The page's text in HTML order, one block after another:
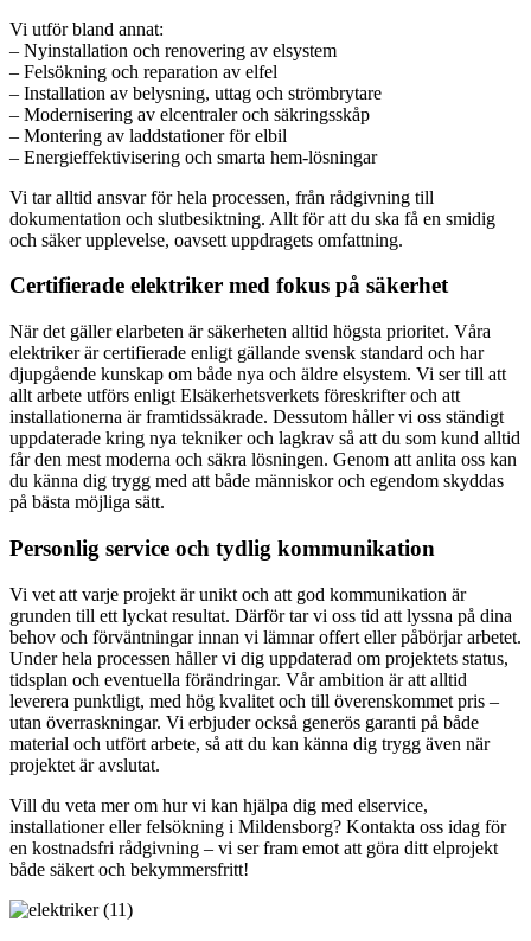
Vi utför bland annat:
– Nyinstallation och renovering av elsystem
– Felsökning och reparation av elfel
– Installation av belysning, uttag och strömbrytare
– Modernisering av elcentraler och säkringsskåp
– Montering av laddstationer för elbil
– Energieffektivisering och smarta hem-lösningar
Vi tar alltid ansvar för hela processen, från rådgivning till
dokumentation och slutbesiktning. Allt för att du ska få en smidig
och säker upplevelse, oavsett uppdragets omfattning.
Certifierade elektriker med fokus på säkerhet
När det gäller elarbeten är säkerheten alltid högsta prioritet. Våra
elektriker är certifierade enligt gällande svensk standard och har
djupgående kunskap om både nya och äldre elsystem. Vi ser till att
allt arbete utförs enligt Elsäkerhetsverkets föreskrifter och att
installationerna är framtidssäkrade. Dessutom håller vi oss ständigt
uppdaterade kring nya tekniker och lagkrav så att du som kund alltid
får den mest moderna och säkra lösningen. Genom att anlita oss kan
du känna dig trygg med att både människor och egendom skyddas
på bästa möjliga sätt.
Personlig service och tydlig kommunikation
Vi vet att varje projekt är unikt och att god kommunikation är
grunden till ett lyckat resultat. Därför tar vi oss tid att lyssna på dina
behov och förväntningar innan vi lämnar offert eller påbörjar arbetet.
Under hela processen håller vi dig uppdaterad om projektets status,
tidsplan och eventuella förändringar. Vår ambition är att alltid
leverera punktligt, med hög kvalitet och till överenskommet pris –
utan överraskningar. Vi erbjuder också generös garanti på både
material och utfört arbete, så att du kan känna dig trygg även när
projektet är avslutat.
Vill du veta mer om hur vi kan hjälpa dig med elservice,
installationer eller felsökning i Mildensborg? Kontakta oss idag för
en kostnadsfri rådgivning – vi ser fram emot att göra ditt elprojekt
både säkert och bekymmersfritt!